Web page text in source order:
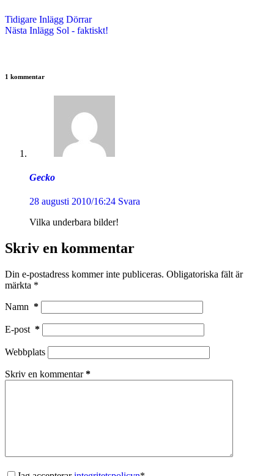
Tidigare Inlägg Dörrar
Nästa Inlägg Sol - faktiskt!
1 kommentar
Gecko
28 augusti 2010/16:24 Svara
Vilka underbara bilder!
Skriv en kommentar
Din e-postadress kommer inte publiceras. Obligatoriska fält är
märkta *
Namn *
E-post *
Webbplats
Skriv en kommentar*